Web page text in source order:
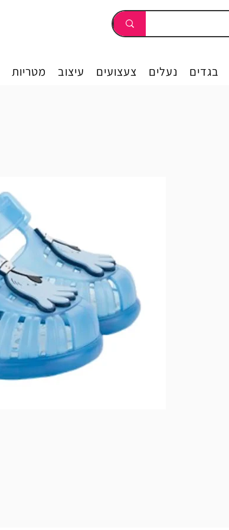
בגדים נעלים צעצועים עיצוב מטריות